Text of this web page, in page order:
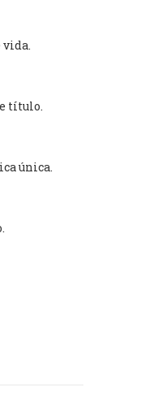
título.
única.